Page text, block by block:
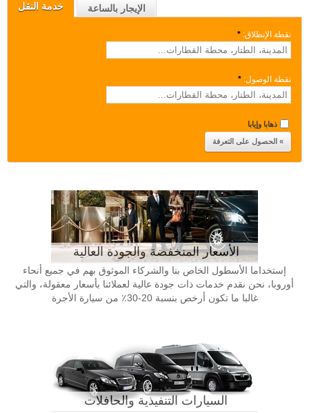
خدمة النقل الإيجار بالساعة
نقطة الإنطلاق: *
نقطة الوصول: *
ذهابا وإيابا
الأسعار المنخفضة والجودة العالية
إستخداما الأسطول الخاص بنا والشركاء الموثوق بهم في جميع أنحاء
أوروبا، نحن نقدم خدمات ذات جودة عالية لعملائنا بأسعار معقولة، والتي
غالبا ما تكون أرخص بنسبة 20-30٪ من سيارة الأجرة
السيارات التنفيذية والحافلات